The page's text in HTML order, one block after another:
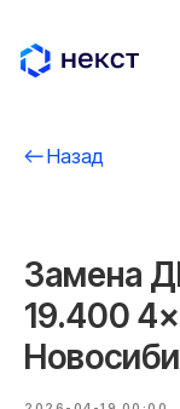
Замена
19.400